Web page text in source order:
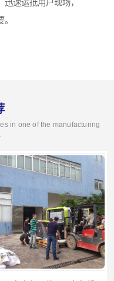
速运抵用户现场，
in one of the manufacturing